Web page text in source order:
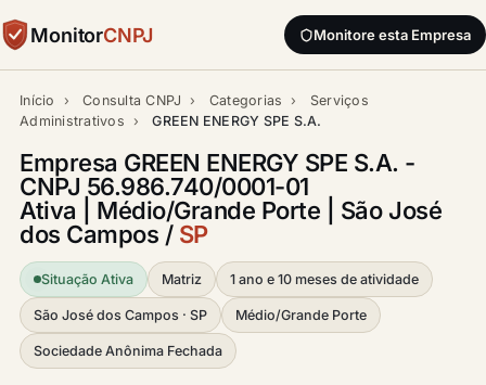
MonitorCNPJ Monitore esta Empresa
Início › Consulta CNPJ › Categorias ›
Serviços
Administrativos › GREEN ENERGY SPE S.A.
Empresa GREEN ENERGY SPE S.A. -
CNPJ 56.986.740/0001-01
Ativa | Médio/Grande Porte | São José
dos Campos / SP
Situação Ativa Matriz 1 ano e 10 meses de atividade
São José dos Campos · SP Médio/Grande Porte
Sociedade Anônima Fechada